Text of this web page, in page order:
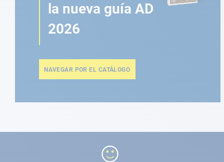
la nueva guía AD
2026
NAVEGAR POR EL CATÁLOGO